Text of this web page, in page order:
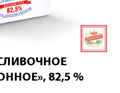
82,5 %